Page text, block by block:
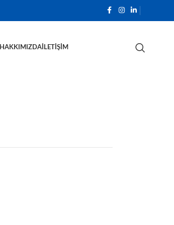
HAKKIMIZDA İLETIŞIM